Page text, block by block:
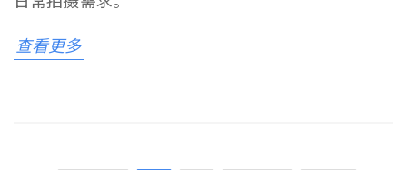
查看更多